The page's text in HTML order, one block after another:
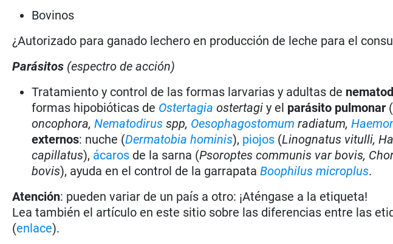
Bovinos
¿Autorizado para ganado lechero en producción de leche para el
Parásitos (espectro de acción)
Tratamiento y control de las formas larvarias y adultas de
formas hipobióticas de Ostertagia ostertagiy el parásito pulmonar (
oncophora,Nematodirus spp, Oesophagostomum radiatum,
externos: nuche (Dermatobia hominis), piojos (Linognatus vitulli,
capillatus), ácaros de la sarna (Psoroptes communis var bovis,
bovis), ayuda en el control de la garrapataBoophilus microplus.
Atención: pueden variar de un país a otro: ¡Aténgase a la etiqueta!
Lea también el artículo en este sitio sobre las diferencias entre las
(enlace).